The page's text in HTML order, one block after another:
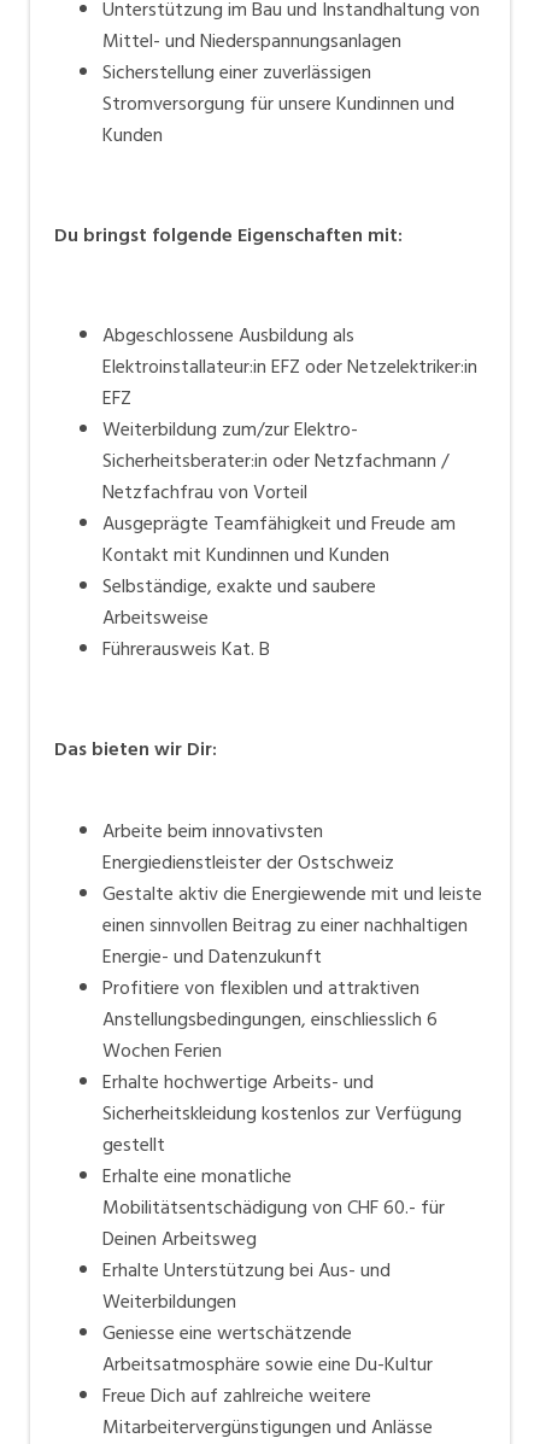
Unterstützung im Bau und Instandhaltung von
Mittel- und Niederspannungsanlagen
Sicherstellung einer zuverlässigen
Stromversorgung für unsere Kundinnen und
Kunden
Du bringst folgende Eigenschaften mit:
Abgeschlossene Ausbildung als
Elektroinstallateur:in EFZ oder Netzelektriker:in
EFZ
Weiterbildung zum/zur Elektro-
Sicherheitsberater:in oder Netzfachmann /
Netzfachfrau von Vorteil
Ausgeprägte Teamfähigkeit und Freude am
Kontakt mit Kundinnen und Kunden
Selbständige, exakte und saubere
Arbeitsweise
Führerausweis Kat. B
Das bieten wir Dir:
Arbeite beim innovativsten
Energiedienstleister der Ostschweiz
Gestalte aktiv die Energiewende mit und leiste
einen sinnvollen Beitrag zu einer nachhaltigen
Energie- und Datenzukunft
Profitiere von flexiblen und attraktiven
Anstellungsbedingungen, einschliesslich 6
Wochen Ferien
Erhalte hochwertige Arbeits- und
Sicherheitskleidung kostenlos zur Verfügung
gestellt
Erhalte eine monatliche
Mobilitätsentschädigung von CHF 60.- für
Deinen Arbeitsweg
Erhalte Unterstützung bei Aus- und
Weiterbildungen
Geniesse eine wertschätzende
Arbeitsatmosphäre sowie eine Du-Kultur
Freue Dich auf zahlreiche weitere
Mitarbeitervergünstigungen und Anlässe